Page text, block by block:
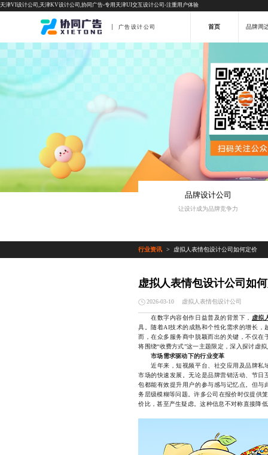
天津VI设计公司,天津KV设计公司,协同广告-专用天津UI交互设计公司-注重用户体验
广告设计公司 首页 品牌周
品牌设计公司
让设计成为品牌竞争力
行业资讯 > 虚拟人表情包设计公司如何定价
虚拟人表情包设计公司如
2026-03-10 虚拟人表情包设计公司
在数字内容创作日益普及的背景下，
虚拟
具。随着AI技术的成熟和个性化需求的增长，
而，在众多服务商中脱颖而出的关键，不仅
将围绕“收费方式”这一主题限定，深入探讨虚
市场需求驱动下的行业变革
近年来，短视频平台、社交应用及品牌私
市场的快速发展。无论是品牌营销活动、节
包都能有效提升用户的参与感与记忆点。但
务层级模糊等问题。许多公司在报价时仅提供
价比，甚至产生疑虑。这种信息不对称直接降